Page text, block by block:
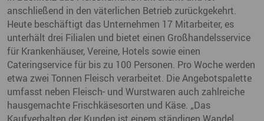
anschließend in den väterlichen Betrieb zurückgekehrt.
Heute beschäftigt das Unternehmen 17 Mitarbeiter, es
unterhält drei Filialen und bietet einen Großhandelsservice
für Krankenhäuser, Vereine, Hotels sowie einen
Cateringservice für bis zu 100 Personen. Pro Woche werden
etwa zwei Tonnen Fleisch verarbeitet. Die Angebotspalette
umfasst neben Fleisch- und Wurstwaren auch zahlreiche
hausgemachte Frischkäsesorten und Käse. „Das
Kaufverhalten der Kunden ist einem ständigen Wandel